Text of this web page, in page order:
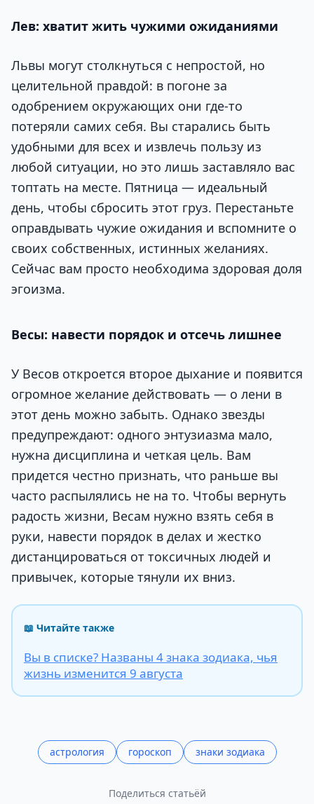
Лев: хватит жить чужими ожиданиями
Львы могут столкнуться с непростой, но
целительной правдой: в погоне за
одобрением окружающих они где-то
потеряли самих себя. Вы старались быть
удобными для всех и извлечь пользу из
любой ситуации, но это лишь заставляло вас
топтать на месте. Пятница — идеальный
день, чтобы сбросить этот груз. Перестаньте
оправдывать чужие ожидания и вспомните о
своих собственных, истинных желаниях.
Сейчас вам просто необходима здоровая доля
эгоизма.
Весы: навести порядок и отсечь лишнее
У Весов откроется второе дыхание и появится
огромное желание действовать — о лени в
этот день можно забыть. Однако звезды
предупреждают: одного энтузиазма мало,
нужна дисциплина и четкая цель. Вам
придется честно признать, что раньше вы
часто распылялись не на то. Чтобы вернуть
радость жизни, Весам нужно взять себя в
руки, навести порядок в делах и жестко
дистанцироваться от токсичных людей и
привычек, которые тянули их вниз.
📖 Читайте также
Вы в списке? Названы 4 знака зодиака, чья
жизнь изменится 9 августа
астрология гороскоп знаки зодиака
Поделиться статьёй